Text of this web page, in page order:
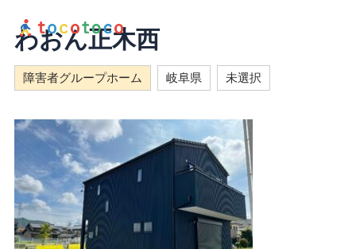
わおん正木西
障害者グループホーム 岐阜県 未選択